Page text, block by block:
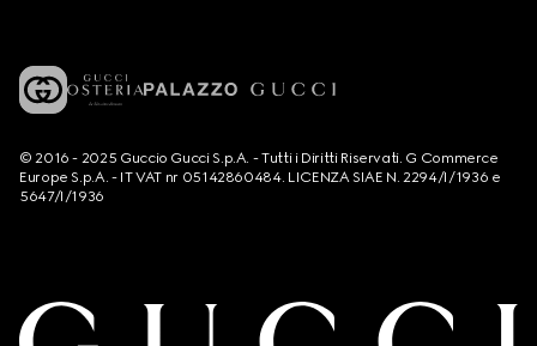
© 2016 - 2025 Guccio Gucci S.p.A. - Tutti i Diritti Riservati. G Commerce
Europe S.p.A. - IT VAT nr 05142860484. LICENZA SIAE N. 2294/I/1936 e
5647/I/1936